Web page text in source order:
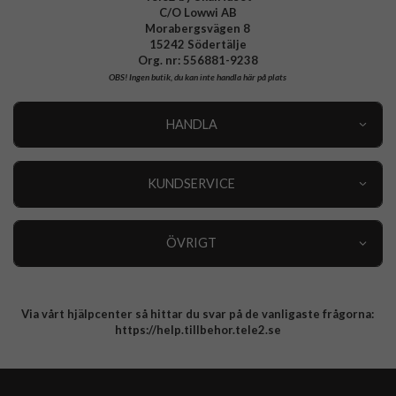
C/O Lowwi AB
Morabergsvägen 8
15242 Södertälje
Org. nr: 556881-9238
OBS!Ingen butik, du kan inte handla här på plats
HANDLA
KUNDSERVICE
ÖVRIGT
Integritetspolicy
Via vårt hjälpcenter så hittar du svar på de vanligaste frågorna:
https://help.tillbehor.tele2.se